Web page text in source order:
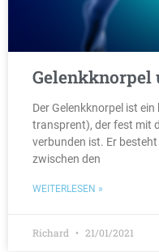
Gelenkknorpel
Der Gelenkknorpel ist
transprent), der fest mit
verbunden ist. Er
zwischen den
WEITERLESEN »
Richard 21/01/2021